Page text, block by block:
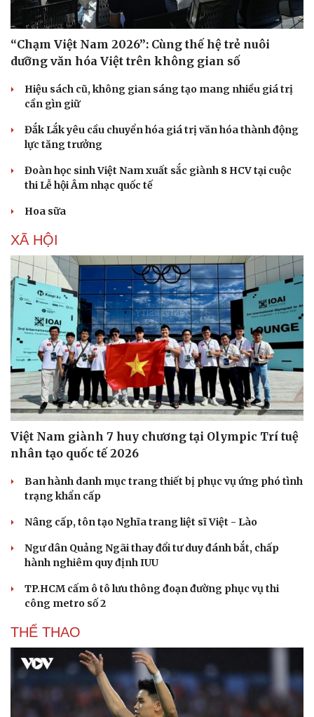
Văn hóa
Sân khấu - Điện ảnh
Văn học
Âm nhạc
Di sản
Giải trí
Nghệ sĩ
Thời trang
Sao Việt
“Chạm Việt Nam 2026”: Cùng thế hệ trẻ nuôi
dưỡng văn hóa Việt trên không gian số
Hiệu sách cũ, không gian sáng tạo mang nhiều giá trị
cần gìn giữ
Đắk Lắk yêu cầu chuyển hóa giá trị văn hóa thành động
lực tăng trưởng
Đoàn học sinh Việt Nam xuất sắc giành 8 HCV tại cuộc
thi Lễ hội Âm nhạc quốc tế
Hoa sữa
XÃ HỘI
Việt Nam giành 7 huy chương tại Olympic Trí tuệ
nhân tạo quốc tế 2026
Ban hành danh mục trang thiết bị phục vụ ứng phó tình
trạng khẩn cấp
Nâng cấp, tôn tạo Nghĩa trang liệt sĩ Việt - Lào
Ngư dân Quảng Ngãi thay đổi tư duy đánh bắt, chấp
hành nghiêm quy định IUU
TP.HCM cấm ô tô lưu thông đoạn đường phục vụ thi
công metro số 2
THỂ THAO